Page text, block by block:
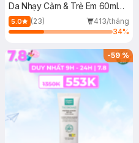
Da Nhạy Cảm & Trẻ Em 60ml
(Mới)
5.0 (23)
413/tháng
34%
-59%